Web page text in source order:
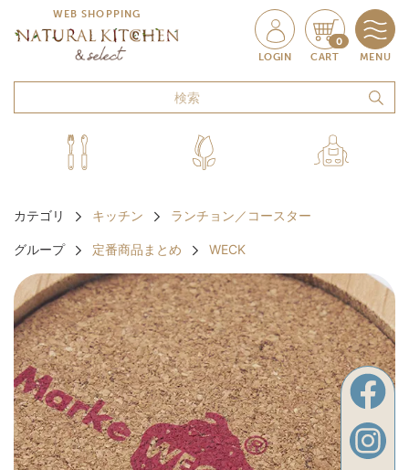
WEB SHOPPING
LOGIN
0
CART MENU
カテゴリ キッチン ランチョン／コースター
グループ 定番商品まとめ WECK